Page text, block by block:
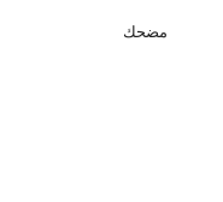
مضحك